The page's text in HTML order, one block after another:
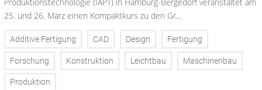
Produktionstechnologie (IAPT) in Hamburg-Bergedorf veranstaltet am
25. und 26. März einen Kompaktkurs zu den Gr...
Additive Fertigung CAD Design Fertigung
Forschung Konstruktion Leichtbau Maschinenbau
Produktion